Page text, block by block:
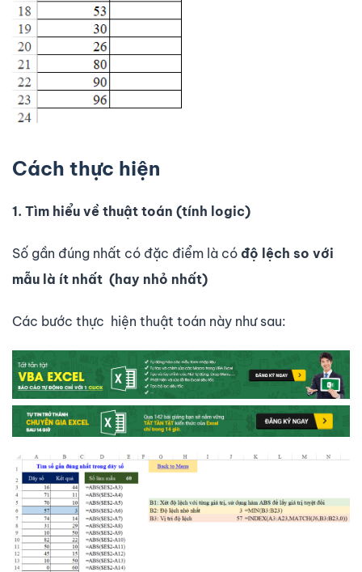
Cách thực hiện
1. Tìm hiểu về thuật toán (tính logic)
Số gần đúng nhất có đặc điểm là có độ lệch so với
mẫu là ít nhất (hay nhỏ nhất)
Các bước thực hiện thuật toán này như sau: